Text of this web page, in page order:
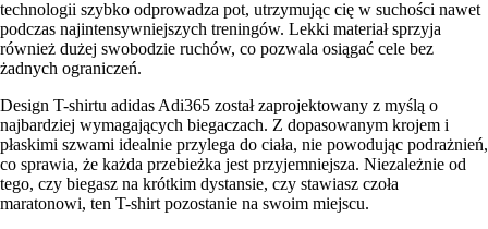
technologii szybko odprowadza pot, utrzymując cię w suchości nawet
podczas najintensywniejszych treningów. Lekki materiał sprzyja
również dużej swobodzie ruchów, co pozwala osiągać cele bez
żadnych ograniczeń.
Design T-shirtu adidas Adi365 został zaprojektowany z myślą o
najbardziej wymagających biegaczach. Z dopasowanym krojem i
płaskimi szwami idealnie przylega do ciała, nie powodując podrażnień,
co sprawia, że każda przebieżka jest przyjemniejsza. Niezależnie od
tego, czy biegasz na krótkim dystansie, czy stawiasz czoła
maratonowi, ten T-shirt pozostanie na swoim miejscu.